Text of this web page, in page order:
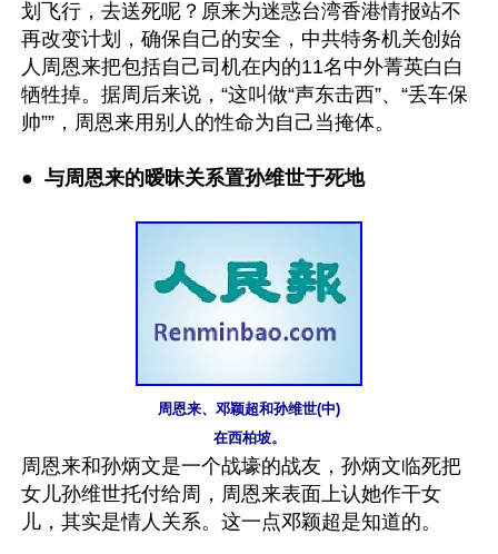
划飞行，去送死呢？原来为迷惑台湾香港情报站不
再改变计划，确保自己的安全，中共特务机关创始
人周恩来把包括自己司机在内的11名中外菁英白白
牺牲掉。据周后来说，“这叫做“声东击西”、“丢车保
帅””，周恩来用别人的性命为自己当掩体。
● 与周恩来的暧昧关系置孙维世于死地
周恩来、邓颖超和孙维世(中)
在西柏坡。
周恩来和孙炳文是一个战壕的战友，孙炳文临死把
女儿孙维世托付给周，周恩来表面上认她作干女
儿，其实是情人关系。这一点邓颖超是知道的。